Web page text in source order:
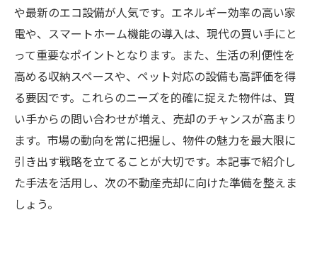
や最新のエコ設備が人気です。エネルギー効率の高い家
電や、スマートホーム機能の導入は、現代の買い手にと
って重要なポイントとなります。また、生活の利便性を
高める収納スペースや、ペット対応の設備も高評価を得
る要因です。これらのニーズを的確に捉えた物件は、買
い手からの問い合わせが増え、売却のチャンスが高まり
ます。市場の動向を常に把握し、物件の魅力を最大限に
引き出す戦略を立てることが大切です。本記事で紹介し
た手法を活用し、次の不動産売却に向けた準備を整えま
しょう。